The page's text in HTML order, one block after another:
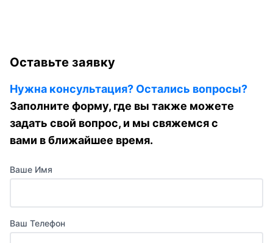
Оставьте заявку
Нужна консультация? Остались вопросы?
Заполните форму, где вы также можете
задать свой вопрос, и мы свяжемся с
вами в ближайшее время.
Ваше Имя
Ваш Телефон